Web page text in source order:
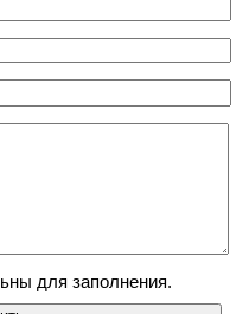
для заполнения.